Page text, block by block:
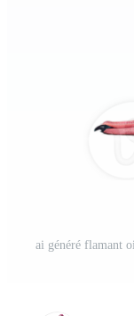
ai généré flamant